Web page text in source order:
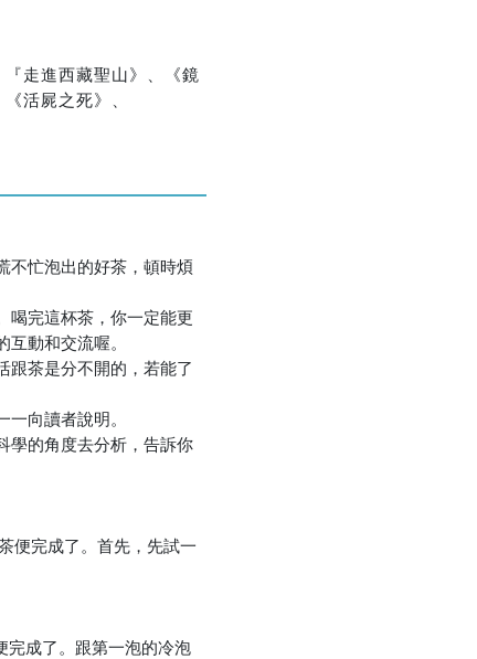
走進西藏聖山》、《鏡
活屍之死》、
不忙泡出的好茶，頓時煩
喝完這杯茶，你一定能更
動和交流喔。
跟茶是分不開的，若能了
向讀者說明。
學的角度去分析，告訴你
便完成了。首先，先試一
成了。跟第一泡的冷泡